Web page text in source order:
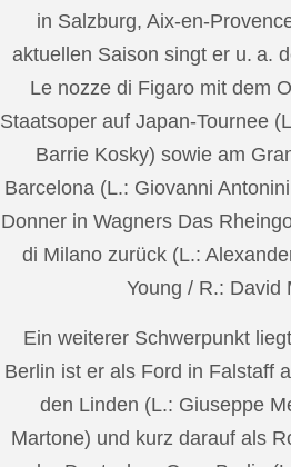
in Salzburg, Aix-en-
aktuellen Saison singt er u. a.
Le nozze di Figaro mit dem
Staatsoper auf Japan-Tournee
Barrie Kosky) sowie am
Barcelona (L.: Giovanni
Donner in Wagners Das
di Milano zurück (L.:
Young / R.: David
Ein weiterer Schwerpunkt
Berlin ist er als Ford in Falstaff
den Linden (L.: Giuseppe
Martone) und kurz darauf als